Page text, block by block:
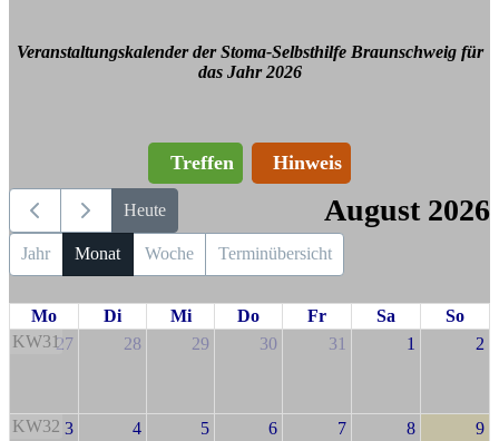
Veranstaltungskalender der Stoma-Selbsthilfe Braunschweig für
das Jahr 2026
Treffen Hinweis
Heute August 2026
Jahr Monat Woche Terminübersicht
Mo Di Mi Do Fr Sa
So
KW3127 28 29 30 31 1 2
KW32 3 4 5 6 7 8 9